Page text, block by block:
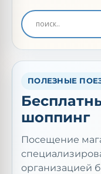
ПОЛЕЗНЫЕ
шоппинг
Посещение
организацией